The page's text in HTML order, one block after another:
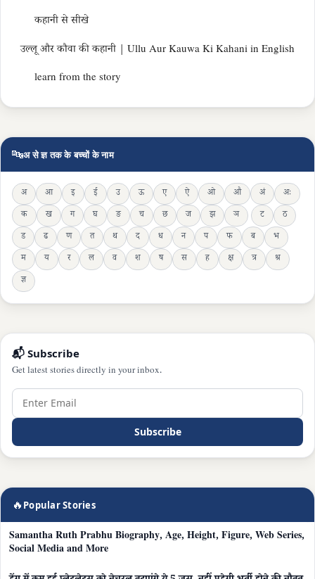
कहानी से सीखे
उल्लू और कौवा की कहानी | Ullu Aur Kauwa Ki Kahani in English
learn from the story
🔤अ से ज्ञ तक के बच्चों के नाम
अ आ इ ई उ ऊ ए ऐ ओ औ अं
अः
क
ख ग घ ङ च छ ज झ ञ ट
ठ
ड
ढ ण त थ द ध न प फ ब
भ
म
य र ल व श ष स ह क्ष त्र
श्र
ज्ञ
📬 Subscribe
Get latest stories directly in your inbox.
Subscribe
🔥 Popular Stories
Samantha Ruth Prabhu Biography, Age, Height, Figure, Web Series,
Social Media and More